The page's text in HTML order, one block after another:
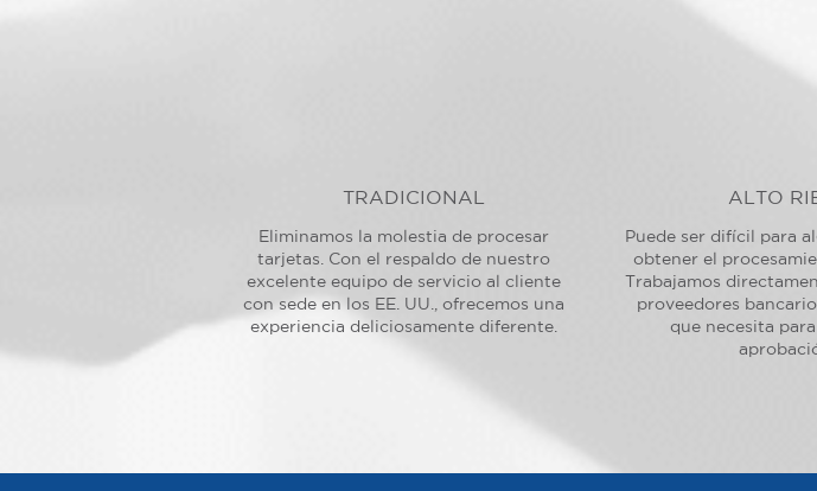
TRADICIONAL
Eliminamos la molestia de procesar
tarjetas. Con el respaldo de nuestro
excelente equipo de servicio al cliente
con sede en los EE. UU., ofrecemos una
experiencia deliciosamente diferente.
ALTO
Puede ser difícil para
obtener el
Trabajamos
proveedores
que necesita